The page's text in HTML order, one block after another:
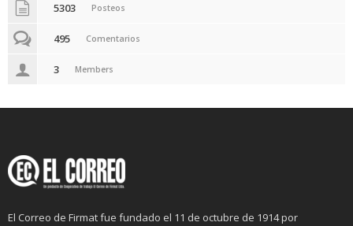
5303 Posteos
495 Comentarios
3 Members
El Correo de Firmat fue fundado el 11 de octubre de 1914 por